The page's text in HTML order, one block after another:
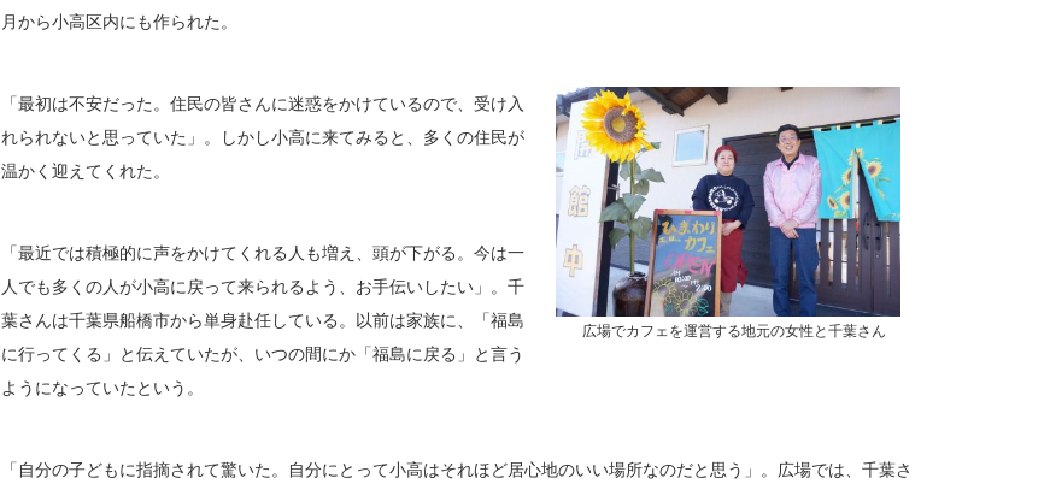
月から小高区内にも作られた。
広場でカフェを運営する地元の女性と千葉さん
「最初は不安だった。住民の皆さんに迷惑をかけているので、受け入
れられないと思っていた」。しかし小高に来てみると、多くの住民が
温かく迎えてくれた。
「最近では積極的に声をかけてくれる人も増え、頭が下がる。今は一
人でも多くの人が小高に戻って来られるよう、お手伝いしたい」。千
葉さんは千葉県船橋市から単身赴任している。以前は家族に、「福島
に行ってくる」と伝えていたが、いつの間にか「福島に戻る」と言う
ようになっていたという。
「自分の子どもに指摘されて驚いた。自分にとって小高はそれほど居心地のいい場所なのだと思う」。広場では、千葉さ